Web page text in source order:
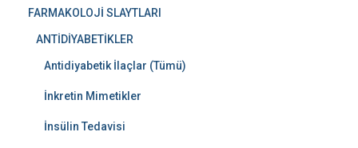
FARMAKOLOJİ SLAYTLARI
ANTİDİYABETİKLER
Antidiyabetik İlaçlar (Tümü)
İnkretin Mimetikler
İnsülin Tedavisi